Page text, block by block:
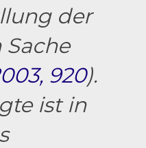
der
920).
ist in